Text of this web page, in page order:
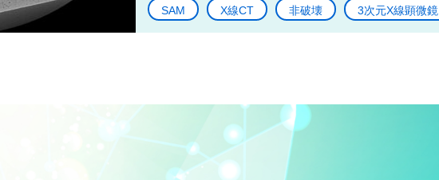
SAM X線CT 非破壊 3次元X線顕微鏡